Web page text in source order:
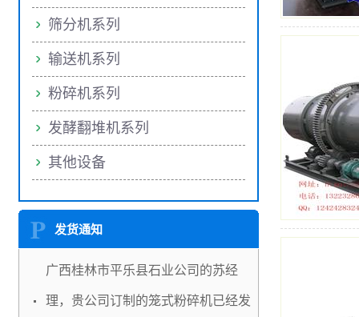
筛分机系列
输送机系列
粉碎机系列
发酵翻堆机系列
其他设备
发货通知
广西桂林市平乐县石业公司的苏经
理，贵公司订制的笼式粉碎机已经发